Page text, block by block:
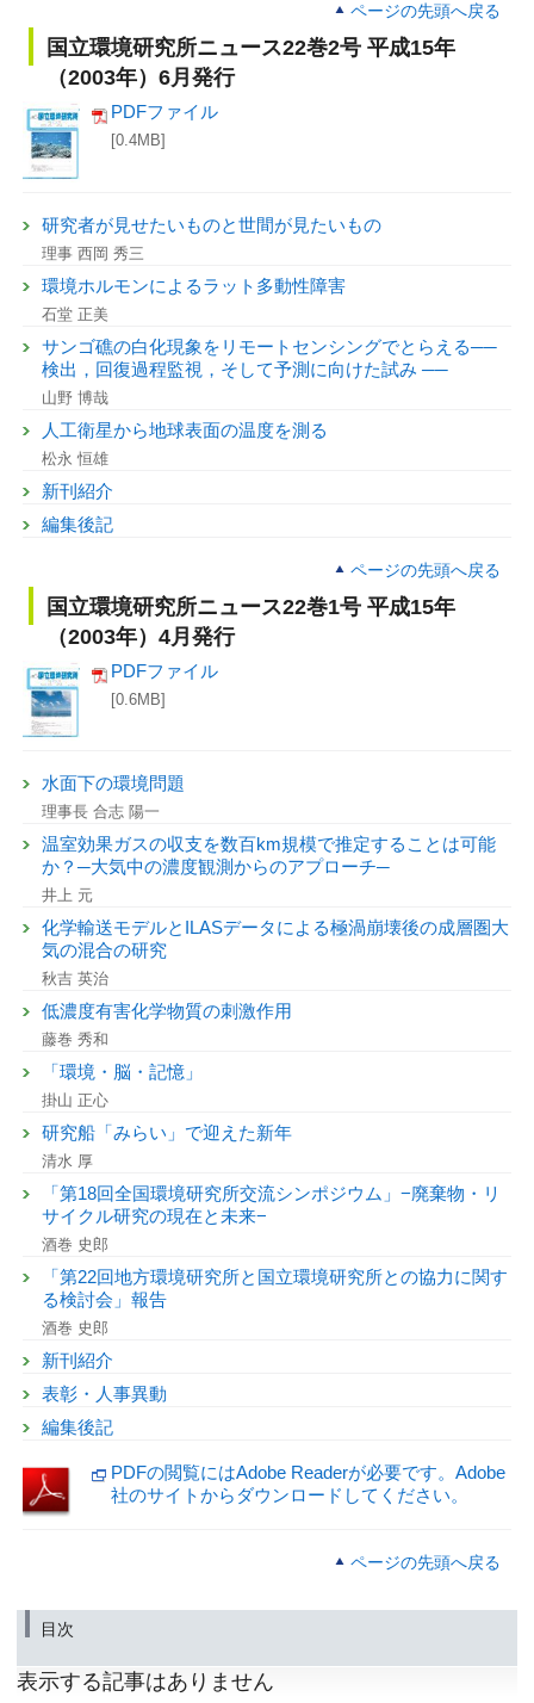
ページの先頭へ戻る
国立環境研究所ニュース22巻2号 平成15年
（2003年）6月発行
PDFファイル
[0.4MB]
研究者が見せたいものと世間が見たいもの
理事 西岡 秀三
環境ホルモンによるラット多動性障害
石堂 正美
サンゴ礁の白化現象をリモートセンシングでとらえる──
検出，回復過程監視，そして予測に向けた試み ──
山野 博哉
人工衛星から地球表面の温度を測る
松永 恒雄
新刊紹介
編集後記
ページの先頭へ戻る
国立環境研究所ニュース22巻1号 平成15年
（2003年）4月発行
PDFファイル
[0.6MB]
水面下の環境問題
理事長 合志 陽一
温室効果ガスの収支を数百km規模で推定することは可能
か？─大気中の濃度観測からのアプローチ─
井上 元
化学輸送モデルとILASデータによる極渦崩壊後の成層圏大
気の混合の研究
秋吉 英治
低濃度有害化学物質の刺激作用
藤巻 秀和
「環境・脳・記憶」
掛山 正心
研究船「みらい」で迎えた新年
清水 厚
「第18回全国環境研究所交流シンポジウム」−廃棄物・リ
サイクル研究の現在と未来−
酒巻 史郎
「第22回地方環境研究所と国立環境研究所との協力に関す
る検討会」報告
酒巻 史郎
新刊紹介
表彰・人事異動
編集後記
PDFの閲覧にはAdobe Readerが必要です。Adobe
社のサイトからダウンロードしてください。
ページの先頭へ戻る
目次
表示する記事はありません